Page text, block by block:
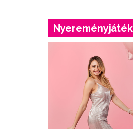
Nyereményjáték